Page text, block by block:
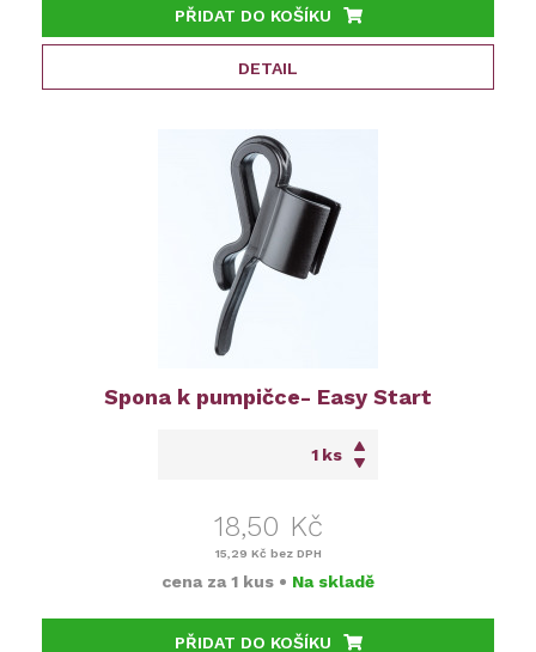
PŘIDAT DO KOŠÍKU
DETAIL
Spona k pumpičce- Easy Start
ks
18,50 Kč
15,29 Kč bez DPH
cena za 1 kus • Na skladě
PŘIDAT DO KOŠÍKU